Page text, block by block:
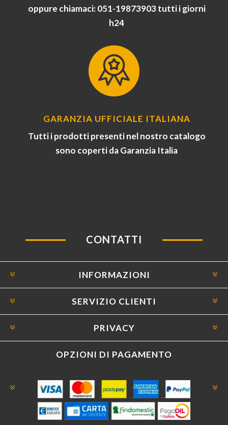
oppure chiamaci: 051-19873903 tutti i giorni
h24
GARANZIA UFFICIALE ITALIANA
Tutti i prodotti presenti nel nostro catalogo
sono coperti da Garanzia Italia
CONTATTI
INFORMAZIONI
SERVIZIO CLIENTI
PRIVACY
OPZIONI DI PAGAMENTO